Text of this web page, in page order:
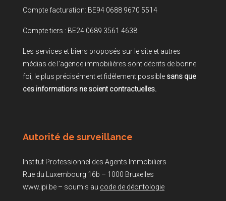
Compte facturation: BE94 0688 9670 5514
Compte tiers : BE24 0689 3561 4638
Les services et biens proposés sur le site et autres
médias de l’agence immobilières sont décrits de bonne
foi, le plus précisément et fidèlement possible sans que
ces informations ne soient contractuelles.
Autorité de surveillance
Institut Professionnel des Agents Immobiliers
Rue du Luxembourg 16b – 1000 Bruxelles
www.ipi.be – soumis au code de déontologie